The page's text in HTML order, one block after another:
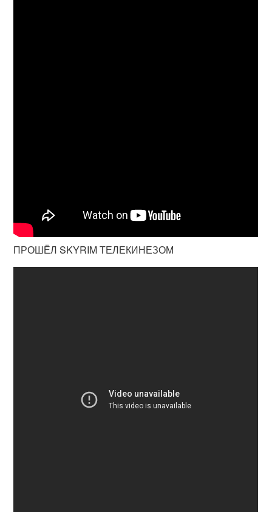
ПРОШЁЛ SKYRIM ТЕЛЕКИНЕЗОМ